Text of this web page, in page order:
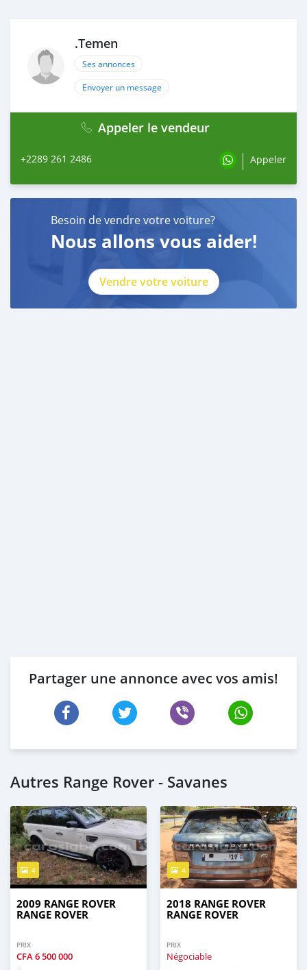
.Temen
Ses annonces
Envoyer un message
Appeler le vendeur
+2289 261 2486 Appeler
Besoin de vendre votre voiture?
Nous allons vous aider!
Vendre votre voiture
Partager une annonce avec vos amis!
Autres Range Rover - Savanes
4
2009 RANGE ROVER
RANGE ROVER
PRIX
CFA6 500 000
4
2018 RANGE ROVER
RANGE ROVER
PRIX
Négociable